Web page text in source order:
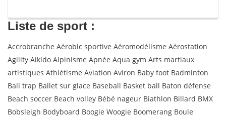
Liste de sport :
Accrobranche Aérobic sportive Aéromodélisme Aérostation
Agility Aikido Alpinisme Apnée Aqua gym Arts martiaux
artistiques Athlétisme Aviation Aviron Baby foot Badminton
Ball trap Ballet sur glace Baseball Basket ball Baton défense
Beach soccer Beach volley Bébé nageur Biathlon Billard BMX
Bobsleigh Bodyboard Boogie Woogie Boomerang Boule